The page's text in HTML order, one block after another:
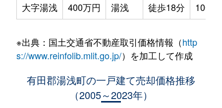
大字湯浅
400万円 湯浅 徒歩18分 100m²
※出典：国土交通省不動産取引価格情報（http
s://www.reinfolib.mlit.go.jp/）を加工して作成
有田郡湯浅町の一戸建て売却価格推移
（2005～2023年）